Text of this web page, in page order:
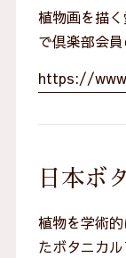
植物画を描
で倶楽部会員
https://
日本ボ
植物を学術
たボタニカ